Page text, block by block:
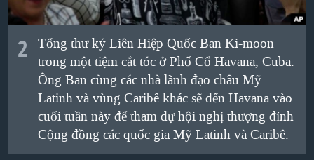
2
Tổng thư ký Liên Hiệp Quốc Ban Ki-moon
trong một tiệm cắt tóc ở Phố Cổ Havana, Cuba.
Ông Ban cùng các nhà lãnh đạo châu Mỹ
Latinh và vùng Caribê khác sẽ đến Havana vào
cuối tuần này để tham dự hội nghị thượng đỉnh
Cộng đồng các quốc gia Mỹ Latinh và Caribê.